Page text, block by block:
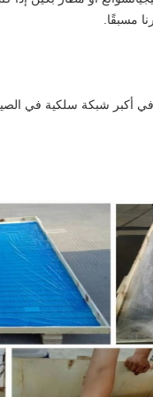
مسبقًا.
أكبر شبكة سلكية في